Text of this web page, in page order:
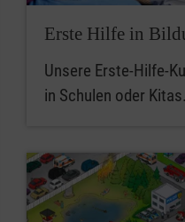
Erste Hilfe in
Unsere Erste-Hilfe-
in Schulen oder Kitas.